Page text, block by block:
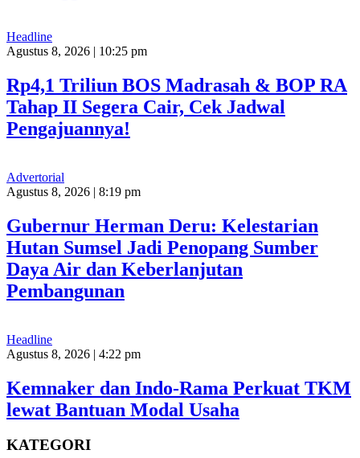
Headline
Agustus 8, 2026 | 10:25 pm
Rp4,1 Triliun BOS Madrasah & BOP RA
Tahap II Segera Cair, Cek Jadwal
Pengajuannya!
Advertorial
Agustus 8, 2026 | 8:19 pm
Gubernur Herman Deru: Kelestarian
Hutan Sumsel Jadi Penopang Sumber
Daya Air dan Keberlanjutan
Pembangunan
Headline
Agustus 8, 2026 | 4:22 pm
Kemnaker dan Indo-Rama Perkuat TKM
lewat Bantuan Modal Usaha
KATEGORI